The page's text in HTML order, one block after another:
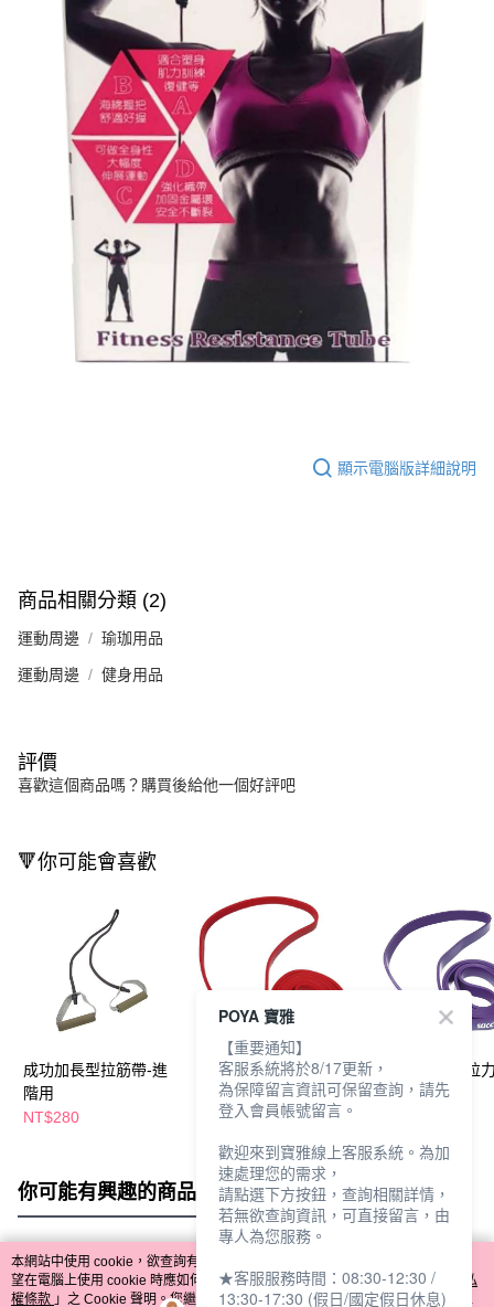
顯示電腦版詳細說明
商品相關分類 (2)
運動周邊 瑜珈用品
運動周邊 健身用品
評價
喜歡這個商品嗎？購買後給他一個好評吧
🔻你可能會喜歡
成功加長型拉筋帶-進
階用
NT$280
成功乳膠訓練拉力帶-
初階用
NT$240
成功乳膠訓練拉
進階用
你可能有興趣的商品 全站排行
熱門標籤
本網站中使用 cookie，欲查詢有關本網站使用 cookie 方式之詳情，及若您不希
望在電腦上使用 cookie 時應如何變更電腦的 cookie 設定，請參閱本網站「
隱私
權條款 」之 Cookie 聲明。您繼續使用本網站即表示您同意本公司得按本網站使
POYA 寶雅
【重要通知】
客服系統將於8/17更新，
為保障留言資訊可保留查詢，請先
登入會員帳號留言。
歡迎來到寶雅線上客服系統。為加
速處理您的需求，
請點選下方按鈕，查詢相關詳情，
若無欲查詢資訊，可直接留言，由
專人為您服務。
★客服服務時間：08:30-12:30 /
13:30-17:30 (假日/國定假日休息)